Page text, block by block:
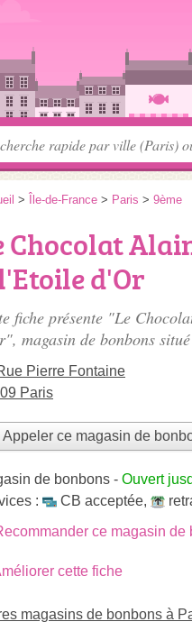
> Île-de-France > Paris > 9ème
Chocolat
d'Or
fiche présente "Le
magasin de bonbons situé
Pierre Fontaine
Paris
Appeler ce magasin de
de bonbons - Ouvert
:
CB acceptée,
ce magasin de
cette fiche
magasins de bonbons à